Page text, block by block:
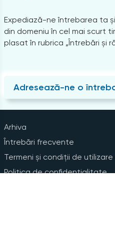
Expediază-ne întrebarea ta
din domeniu în cel mai scurt
plasat în rubrica „Întrebări și
Adresează-ne o
Arhiva
Întrebări frecvente
Termeni și condiții de utilizare
Politica de confidențialitate